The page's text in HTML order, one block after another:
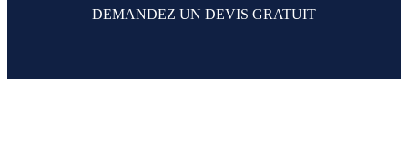
DEMANDEZ UN DEVIS GRATUIT